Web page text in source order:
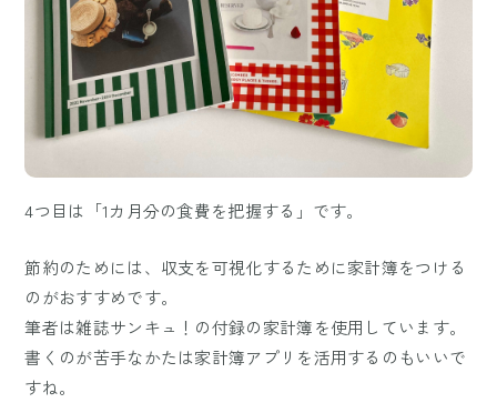
4つ目は「1カ月分の食費を把握する」です。
節約のためには、収支を可視化するために家計簿をつける
のがおすすめです。
筆者は雑誌サンキュ！の付録の家計簿を使用しています。
書くのが苦手なかたは家計簿アプリを活用するのもいいで
すね。